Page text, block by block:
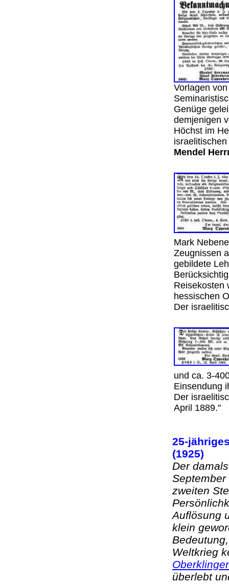
Vorlagen
Genüge
demjenigen
Höchst im
Mendel
Mark
Zeugnissen
gebildete
Reisekosten
hessischen
Der
und ca. 3-
Einsendung
Der
April 1889."
25-
(1925)
Der
zweiten
Auflösung
klein
Weltkrieg
überlebt